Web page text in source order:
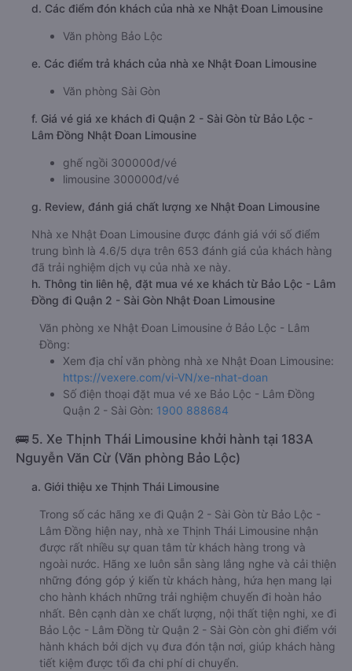
d. Các điểm đón khách của nhà xe Nhật Đoan Limousine
Văn phòng Bảo Lộc
e. Các điểm trả khách của nhà xe Nhật Đoan Limousine
Văn phòng Sài Gòn
f. Giá vé giá xe khách đi Quận 2 - Sài Gòn từ Bảo Lộc -
Lâm Đồng Nhật Đoan Limousine
ghế ngồi 300000đ/vé
limousine 300000đ/vé
g. Review, đánh giá chất lượng xe Nhật Đoan Limousine
Nhà xe Nhật Đoan Limousine được đánh giá với số điểm
trung bình là 4.6/5 dựa trên 653 đánh giá của khách hàng
đã trải nghiệm dịch vụ của nhà xe này.
h. Thông tin liên hệ, đặt mua vé xe khách từ Bảo Lộc - Lâm
Đồng đi Quận 2 - Sài Gòn Nhật Đoan Limousine
Văn phòng xe Nhật Đoan Limousine ở Bảo Lộc - Lâm
Đồng:
Xem địa chỉ văn phòng nhà xe Nhật Đoan Limousine:
https://vexere.com/vi-VN/xe-nhat-doan
Số điện thoại đặt mua vé xe Bảo Lộc - Lâm Đồng
Quận 2 - Sài Gòn: 1900 888684
🚌 5. Xe Thịnh Thái Limousine khởi hành tại 183A
Nguyễn Văn Cừ (Văn phòng Bảo Lộc)
a. Giới thiệu xe Thịnh Thái Limousine
Trong số các hãng xe đi Quận 2 - Sài Gòn từ Bảo Lộc -
Lâm Đồng hiện nay, nhà xe Thịnh Thái Limousine nhận
được rất nhiều sự quan tâm từ khách hàng trong và
ngoài nước. Hãng xe luôn sẵn sàng lắng nghe và cải thiện
những đóng góp ý kiến từ khách hàng, hứa hẹn mang lại
cho hành khách những trải nghiệm chuyến đi hoàn hảo
nhất. Bên cạnh dàn xe chất lượng, nội thất tiện nghi, xe đi
Bảo Lộc - Lâm Đồng từ Quận 2 - Sài Gòn còn ghi điểm với
hành khách bởi dịch vụ đưa đón tận nơi, giúp khách hàng
tiết kiệm được tối đa chi phí di chuyển.